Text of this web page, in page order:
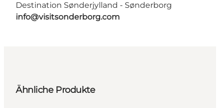
Destination Sønderjylland - Sønderborg
info@visitsonderborg.com
Ähnliche Produkte